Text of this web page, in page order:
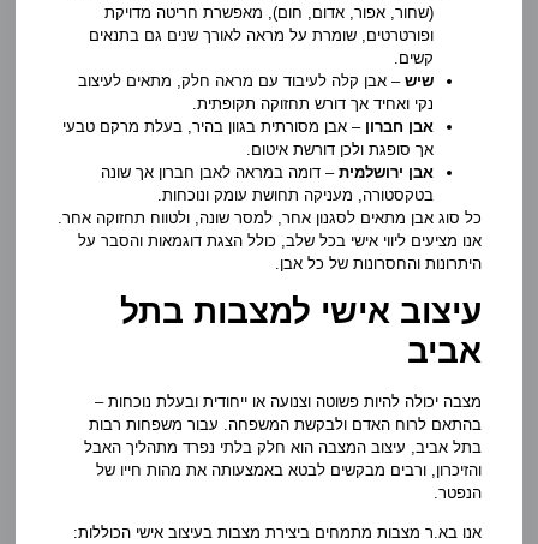
(שחור, אפור, אדום, חום), מאפשרת חריטה מדויקת
ופורטרטים, שומרת על מראה לאורך שנים גם בתנאים
קשים.
שיש – אבן קלה לעיבוד עם מראה חלק, מתאים לעיצוב
נקי ואחיד אך דורש תחזוקה תקופתית.
אבן חברון – אבן מסורתית בגוון בהיר, בעלת מרקם טבעי
אך סופגת ולכן דורשת איטום.
אבן ירושלמית – דומה במראה לאבן חברון אך שונה
בטקסטורה, מעניקה תחושת עומק ונוכחות.
כל סוג אבן מתאים לסגנון אחר, למסר שונה, ולטווח תחזוקה אחר.
אנו מציעים ליווי אישי בכל שלב, כולל הצגת דוגמאות והסבר על
היתרונות והחסרונות של כל אבן.
עיצוב אישי למצבות בתל
אביב
מצבה יכולה להיות פשוטה וצנועה או ייחודית ובעלת נוכחות –
בהתאם לרוח האדם ולבקשת המשפחה. עבור משפחות רבות
בתל אביב, עיצוב המצבה הוא חלק בלתי נפרד מתהליך האבל
והזיכרון, ורבים מבקשים לבטא באמצעותה את מהות חייו של
הנפטר.
אנו בא.ר מצבות מתמחים ביצירת מצבות בעיצוב אישי הכוללות: